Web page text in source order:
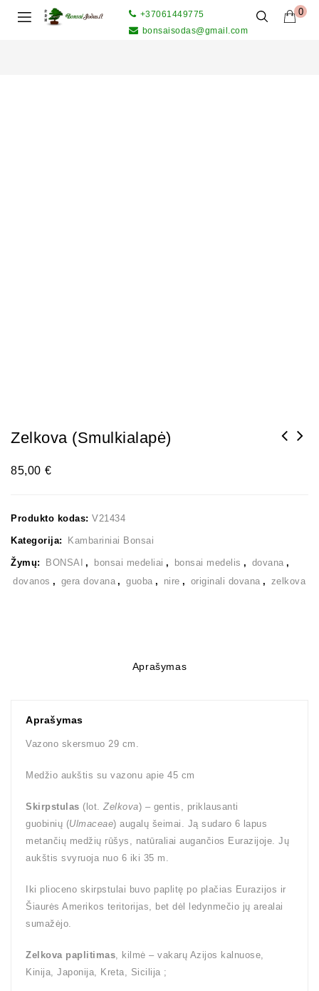
0
+37061449775
bonsaisodas@gmail.com
Zelkova (smulkialapė)
85,00 €
Produkto kodas: V21434
Kategorija: Kambariniai Bonsai
Žymų: BONSAI , bonsai medeliai , bonsai medelis , dovana ,
dovanos , gera dovana , guoba , nire , originali dovana , zelkova
Aprašymas
Aprašymas
Vazono skersmuo 29 cm.
Medžio aukštis su vazonu apie 45 cm
Skirpstulas (lot. Zelkova) – gentis, priklausanti
guobinių (Ulmaceae) augalų šeimai. Ją sudaro 6 lapus
metančių medžių rūšys, natūraliai augančios Eurazijoje. Jų
aukštis svyruoja nuo 6 iki 35 m.
Iki plioceno skirpstulai buvo paplitę po plačias Eurazijos ir
Šiaurės Amerikos teritorijas, bet dėl ledynmečio jų arealai
sumažėjo.
Zelkova paplitimas, kilmė – vakarų Azijos kalnuose,
Kinija, Japonija, Kreta, Sicilija ;